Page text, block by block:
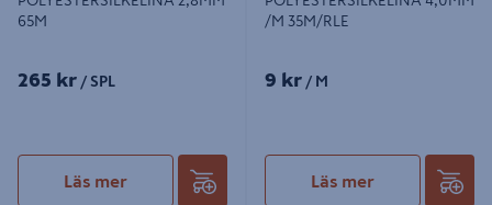
65M
265 kr / SPL
Läs mer
/M 35M/RLE
9 kr / M
Läs mer